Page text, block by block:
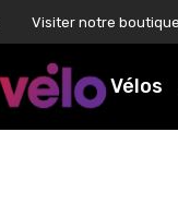
Visiter notre boutique
Vélos